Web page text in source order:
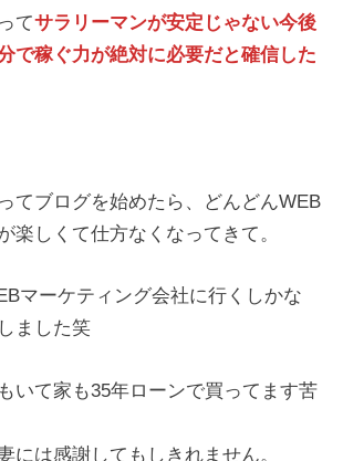
てサラリーマンが安定じゃない今後
で稼ぐ力が絶対に必要だと確信した
てブログを始めたら、どんどんWEB
楽しくて仕方なくなってきて。
マーケティング会社に行くしかな
ました笑
いて家も35年ローンで買ってます苦
には感謝してもしきれません。